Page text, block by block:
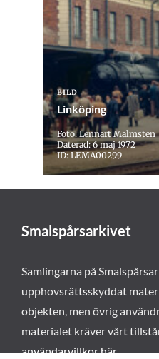
BILD
Linköping
Foto: Lennart Malmsten
Daterad: 6 maj 1972
ID: LEMA00299
Smalspårsarkivet
Samlingarna på
upphovsrättsskyddat
objekten, men övrig
materialet kräver vårt
användarvillkor här.